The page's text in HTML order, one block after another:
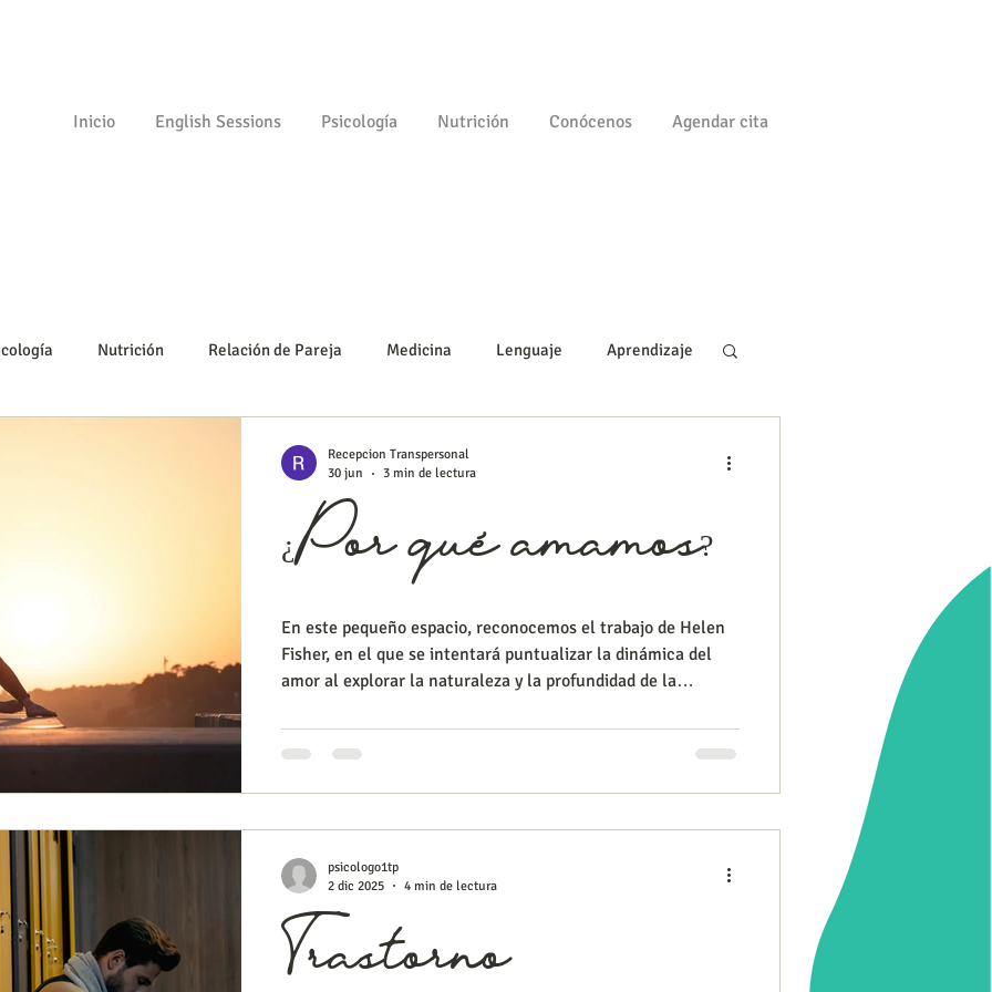
Inicio English Sessions Psicología Nutrición Conócenos Agendar cita
Nutrición Relación de Pareja Medicina Lenguaje Aprendizaje
¿Por qué amamos?
En este pequeño espacio, reconocemos el trabajo de Helen
Fisher, en el que se intentará puntualizar la dinámica del
amor al explorar la naturaleza y la profundidad de la
evolución y en diferentes aspectos del amor romántico,
tanto en humanos como en animales; y donde actualmente
se observa la dinámica que se acerca al cuestionamiento
Recepcion Transpersonal
30 jun
3 min de lectura
Trastorno
psicologo1tp
2 dic 2025
4 min de lectura